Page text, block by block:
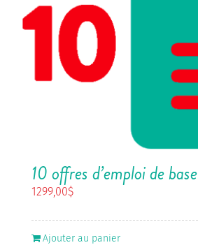
10 offres d’emploi de base
1299,00$
Ajouter au panier